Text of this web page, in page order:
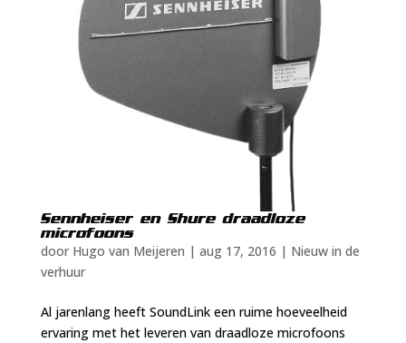
Sennheiser en Shure draadloze
microfoons
door Hugo van Meijeren | aug 17, 2016 | Nieuw in de
verhuur
Al jarenlang heeft SoundLink een ruime hoeveelheid
ervaring met het leveren van draadloze microfoons